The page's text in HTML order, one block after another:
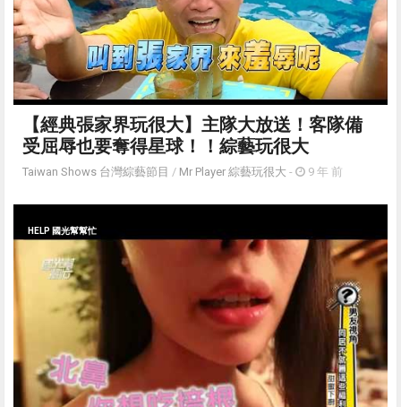
【經典張家界玩很大】主隊大放送！客隊備
受屈辱也要奪得星球！！綜藝玩很大
Taiwan Shows 台灣綜藝節目 / Mr Player 綜藝玩很大 - 9 年 前
HELP 國光幫幫忙